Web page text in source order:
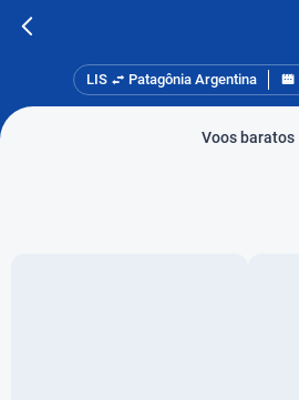
LIS Patagônia Argentina
Voos baratos